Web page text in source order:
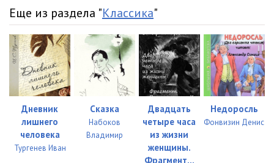
Еще из раздела "Классика"
Дневник
лишнего
человека
Тургенев Иван
Сказка
Набоков
Владимир
Двадцать
четыре часа
из жизни
женщины.
Фрагмент...
Недоросль
Фонвизин Денис